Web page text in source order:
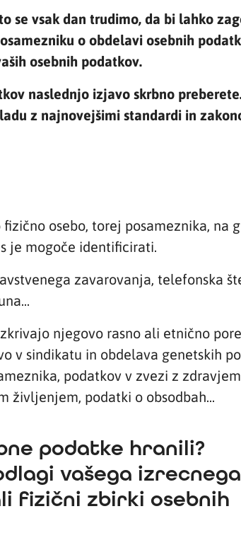
se vsak dan trudimo, da bi lahko
o obdelavi osebnih
osebnih podatkov.
naslednjo izjavo skrbno
z najnovejšimi standardi in
osebo, torej posameznika, na
je mogoče identificirati.
zavarovanja, telefonska
njegovo rasno ali etnično
v sindikatu in obdelava genetskih
podatkov v zvezi z
življenjem, podatki o obsodbah...
podatke hranili?
vašega izrecnega
fizični zbirki osebnih